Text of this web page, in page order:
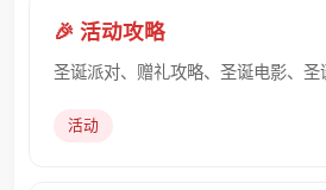
🎉 活动攻略
圣诞派对、赠礼攻略、圣诞电影、圣
活动